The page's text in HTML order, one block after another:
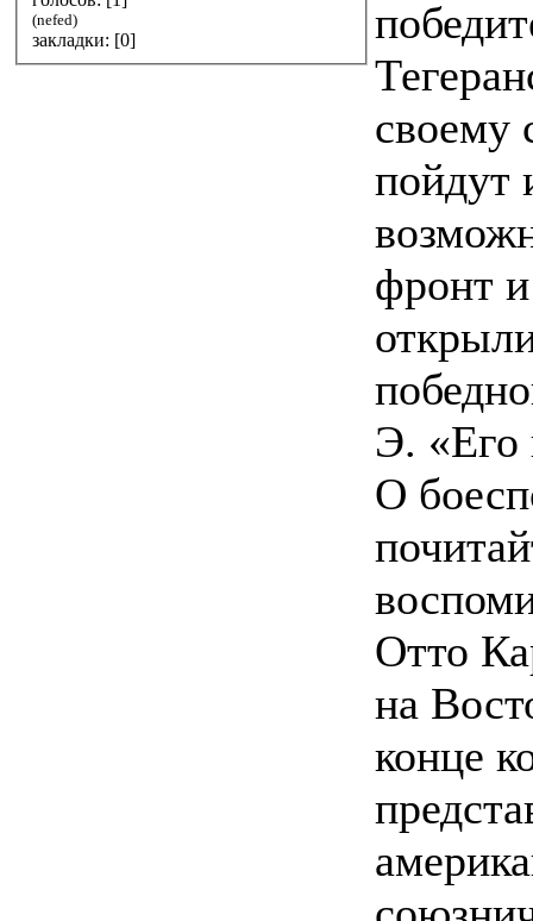
(nefed)
закладки: [0]
своему
пойдут
фронт
Э. «Его
О
Отто
на
конце